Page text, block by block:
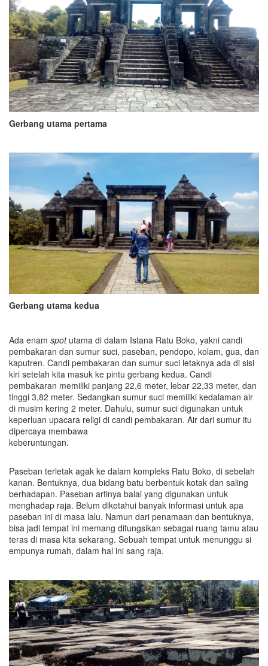
Gerbang utama pertama
Gerbang utama kedua
Ada enam spot utama di dalam Istana Ratu Boko, yakni candi
pembakaran dan sumur suci, paseban, pendopo, kolam, gua, dan
kaputren. Candi pembakaran dan sumur suci letaknya ada di sisi
kiri setelah kita masuk ke pintu gerbang kedua. Candi
pembakaran memiliki panjang 22,6 meter, lebar 22,33 meter, dan
tinggi 3,82 meter. Sedangkan sumur suci memiliki kedalaman air
di musim kering 2 meter. Dahulu, sumur suci digunakan untuk
keperluan upacara religi di candi pembakaran. Air dari sumur itu
dipercaya membawa
Paseban terletak agak ke dalam kompleks Ratu Boko, di sebelah
kanan. Bentuknya, dua bidang batu berbentuk kotak dan saling
berhadapan. Paseban artinya balai yang digunakan untuk
menghadap raja. Belum diketahui banyak informasi untuk apa
paseban ini di masa lalu. Namun dari penamaan dan bentuknya,
bisa jadi tempat ini memang difungsikan sebagai ruang tamu atau
teras di masa kita sekarang. Sebuah tempat untuk menunggu si
empunya rumah, dalam hal ini sang raja.